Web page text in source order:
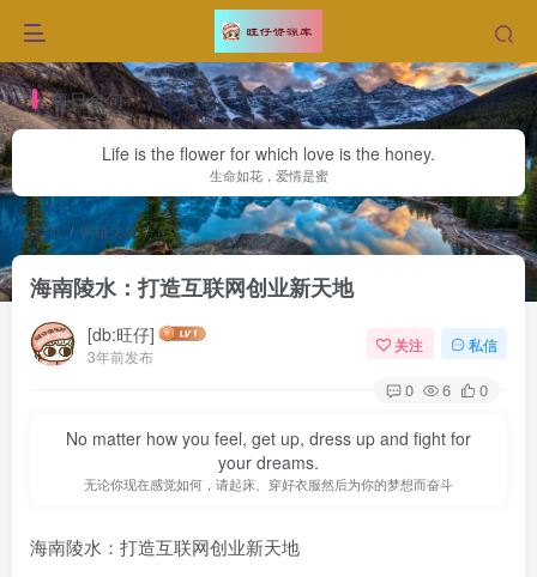
每日金句
Life is the flower for which love is the honey.
生命如花，爱情是蜜
首页 网赚文章 正文
海南陵水：打造互联网创业新天地
[db:旺仔]
3年前发布
关注 私信
0 6 0
No matter how you feel, get up, dress up and fight for
your dreams.
无论你现在感觉如何，请起床、穿好衣服然后为你的梦想而奋斗
海南陵水：打造互联网创业新天地